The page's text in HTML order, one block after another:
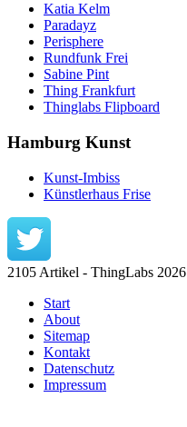
Katia Kelm
Paradayz
Perisphere
Rundfunk Frei
Sabine Pint
Thing Frankfurt
Thinglabs Flipboard
Hamburg Kunst
Kunst-Imbiss
Künstlerhaus Frise
2105 Artikel - ThingLabs 2026
Start
About
Sitemap
Kontakt
Datenschutz
Impressum